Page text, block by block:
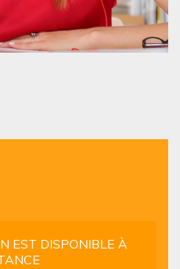
EST DISPONIBLE À